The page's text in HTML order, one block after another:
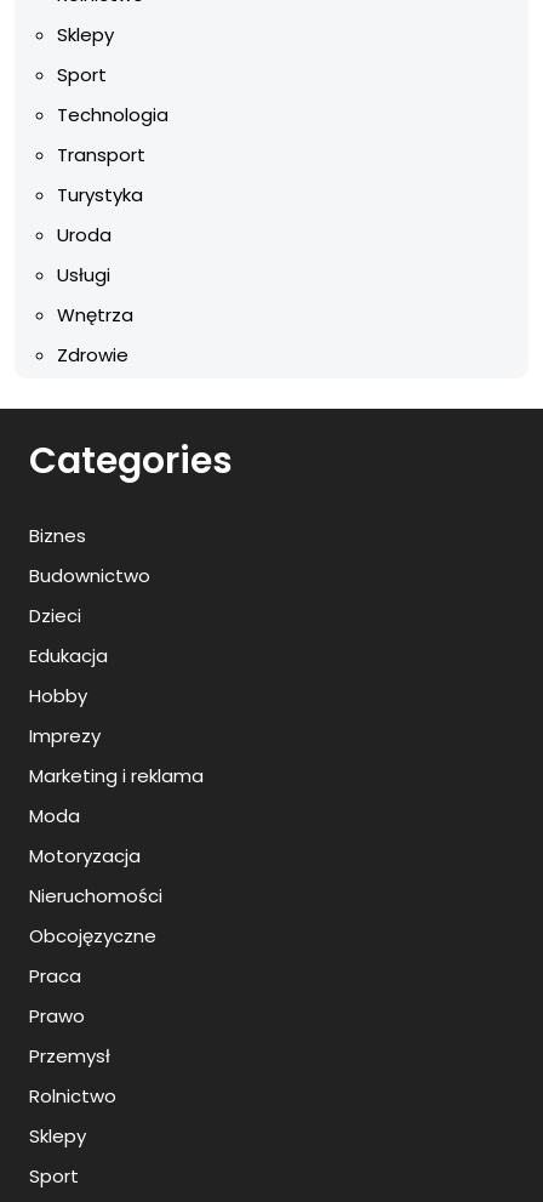
Sklepy
Sport
Technologia
Transport
Turystyka
Uroda
Usługi
Wnętrza
Zdrowie
Categories
Biznes
Budownictwo
Dzieci
Edukacja
Hobby
Imprezy
Marketing i reklama
Moda
Motoryzacja
Nieruchomości
Obcojęzyczne
Praca
Prawo
Przemysł
Rolnictwo
Sklepy
Sport